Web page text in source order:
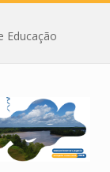
Educação